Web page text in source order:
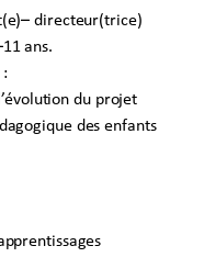
directeur(trice)
ans.
du projet
des enfants